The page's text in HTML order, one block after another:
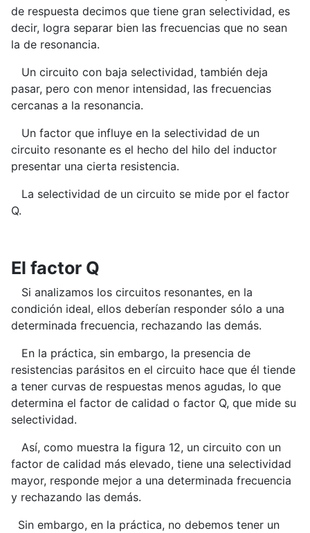
de respuesta decimos que tiene gran selectividad, es
decir, logra separar bien las frecuencias que no sean
la de resonancia.
Un circuito con baja selectividad, también deja
pasar, pero con menor intensidad, las frecuencias
cercanas a la resonancia.
Un factor que influye en la selectividad de un
circuito resonante es el hecho del hilo del inductor
presentar una cierta resistencia.
La selectividad de un circuito se mide por el factor
Q.
El factor Q
Si analizamos los circuitos resonantes, en la
condición ideal, ellos deberían responder sólo a una
determinada frecuencia, rechazando las demás.
En la práctica, sin embargo, la presencia de
resistencias parásitos en el circuito hace que él tiende
a tener curvas de respuestas menos agudas, lo que
determina el factor de calidad o factor Q, que mide su
selectividad.
Así, como muestra la figura 12, un circuito con un
factor de calidad más elevado, tiene una selectividad
mayor, responde mejor a una determinada frecuencia
y rechazando las demás.
Sin embargo, en la práctica, no debemos tener un